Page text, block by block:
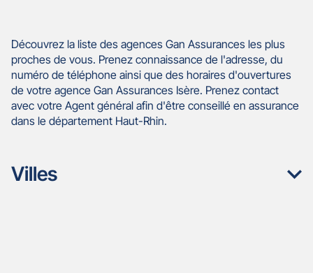
Découvrez la liste des agences Gan Assurances les plus
proches de vous. Prenez connaissance de l'adresse, du
numéro de téléphone ainsi que des horaires d'ouvertures
de votre agence Gan Assurances Isère. Prenez contact
avec votre Agent général afin d'être conseillé en assurance
dans le département Haut-Rhin.
Villes